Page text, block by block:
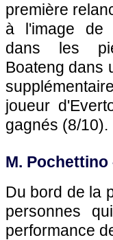
première
à l'image de
dans les
Boateng dans
joueur
gagnés (8/10).
M. Pochettino
Du bord de la
personnes
performance